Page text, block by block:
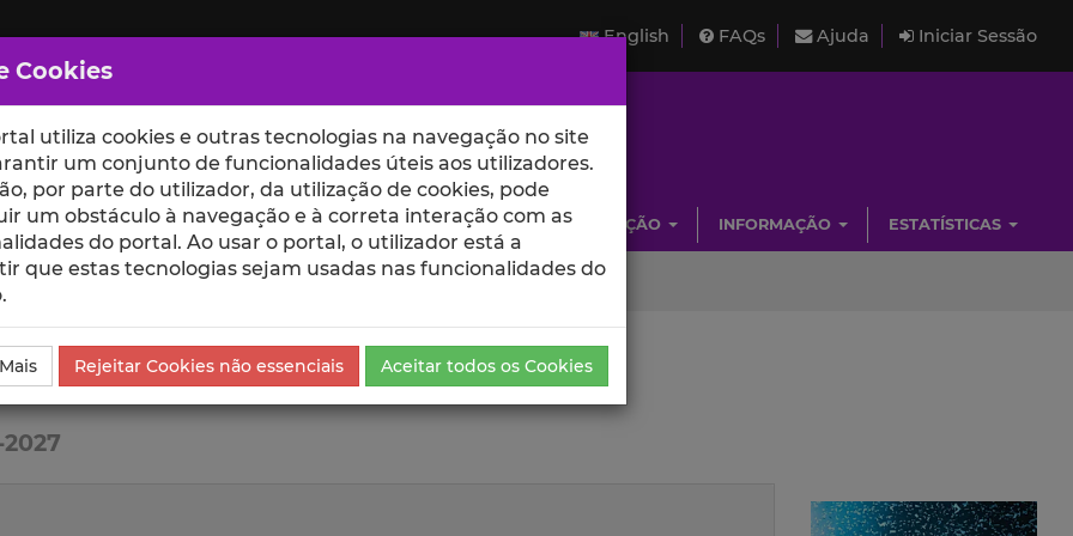
English FAQs Ajuda Iniciar Sessão
ESCOLAS UNIDADES INVESTIGAÇÃO INFORMAÇÃO ESTATÍSTICAS
Cookies
utiliza cookies e outras tecnologias na navegação no site
um conjunto de funcionalidades úteis aos utilizadores.
por parte do utilizador, da utilização de cookies, pode
um obstáculo à navegação e à correta interação com as
do portal. Ao usar o portal, o utilizador está a
que estas tecnologias sejam usadas nas funcionalidades do
Rejeitar Cookies não essenciais Aceitar todos os Cookies